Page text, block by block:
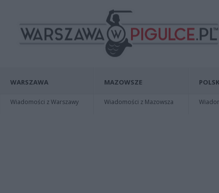
WARSZAWA
Wiadomości z Warszawy
MAZOWSZE
Wiadomości z Mazowsza